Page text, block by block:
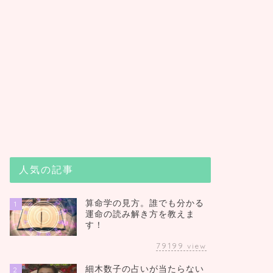
人気の記事
1
算命学の見方。誰でも分かる
運命の読み解き方を教えま
す！
79199 view
2 細木数子の占いが当たらない